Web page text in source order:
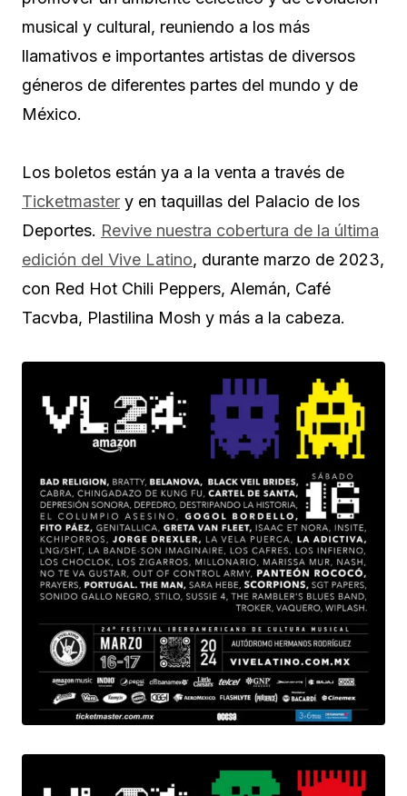
musical y cultural, reuniendo a los más
llamativos e importantes artistas de diversos
géneros de diferentes partes del mundo y de
México.
Los boletos están ya a la venta a través de
Ticketmaster y en taquillas del Palacio de los
Deportes. Revive nuestra cobertura de la última
edición del Vive Latino, durante marzo de 2023,
con Red Hot Chili Peppers, Alemán, Café
Tacvba, Plastilina Mosh y más a la cabeza.